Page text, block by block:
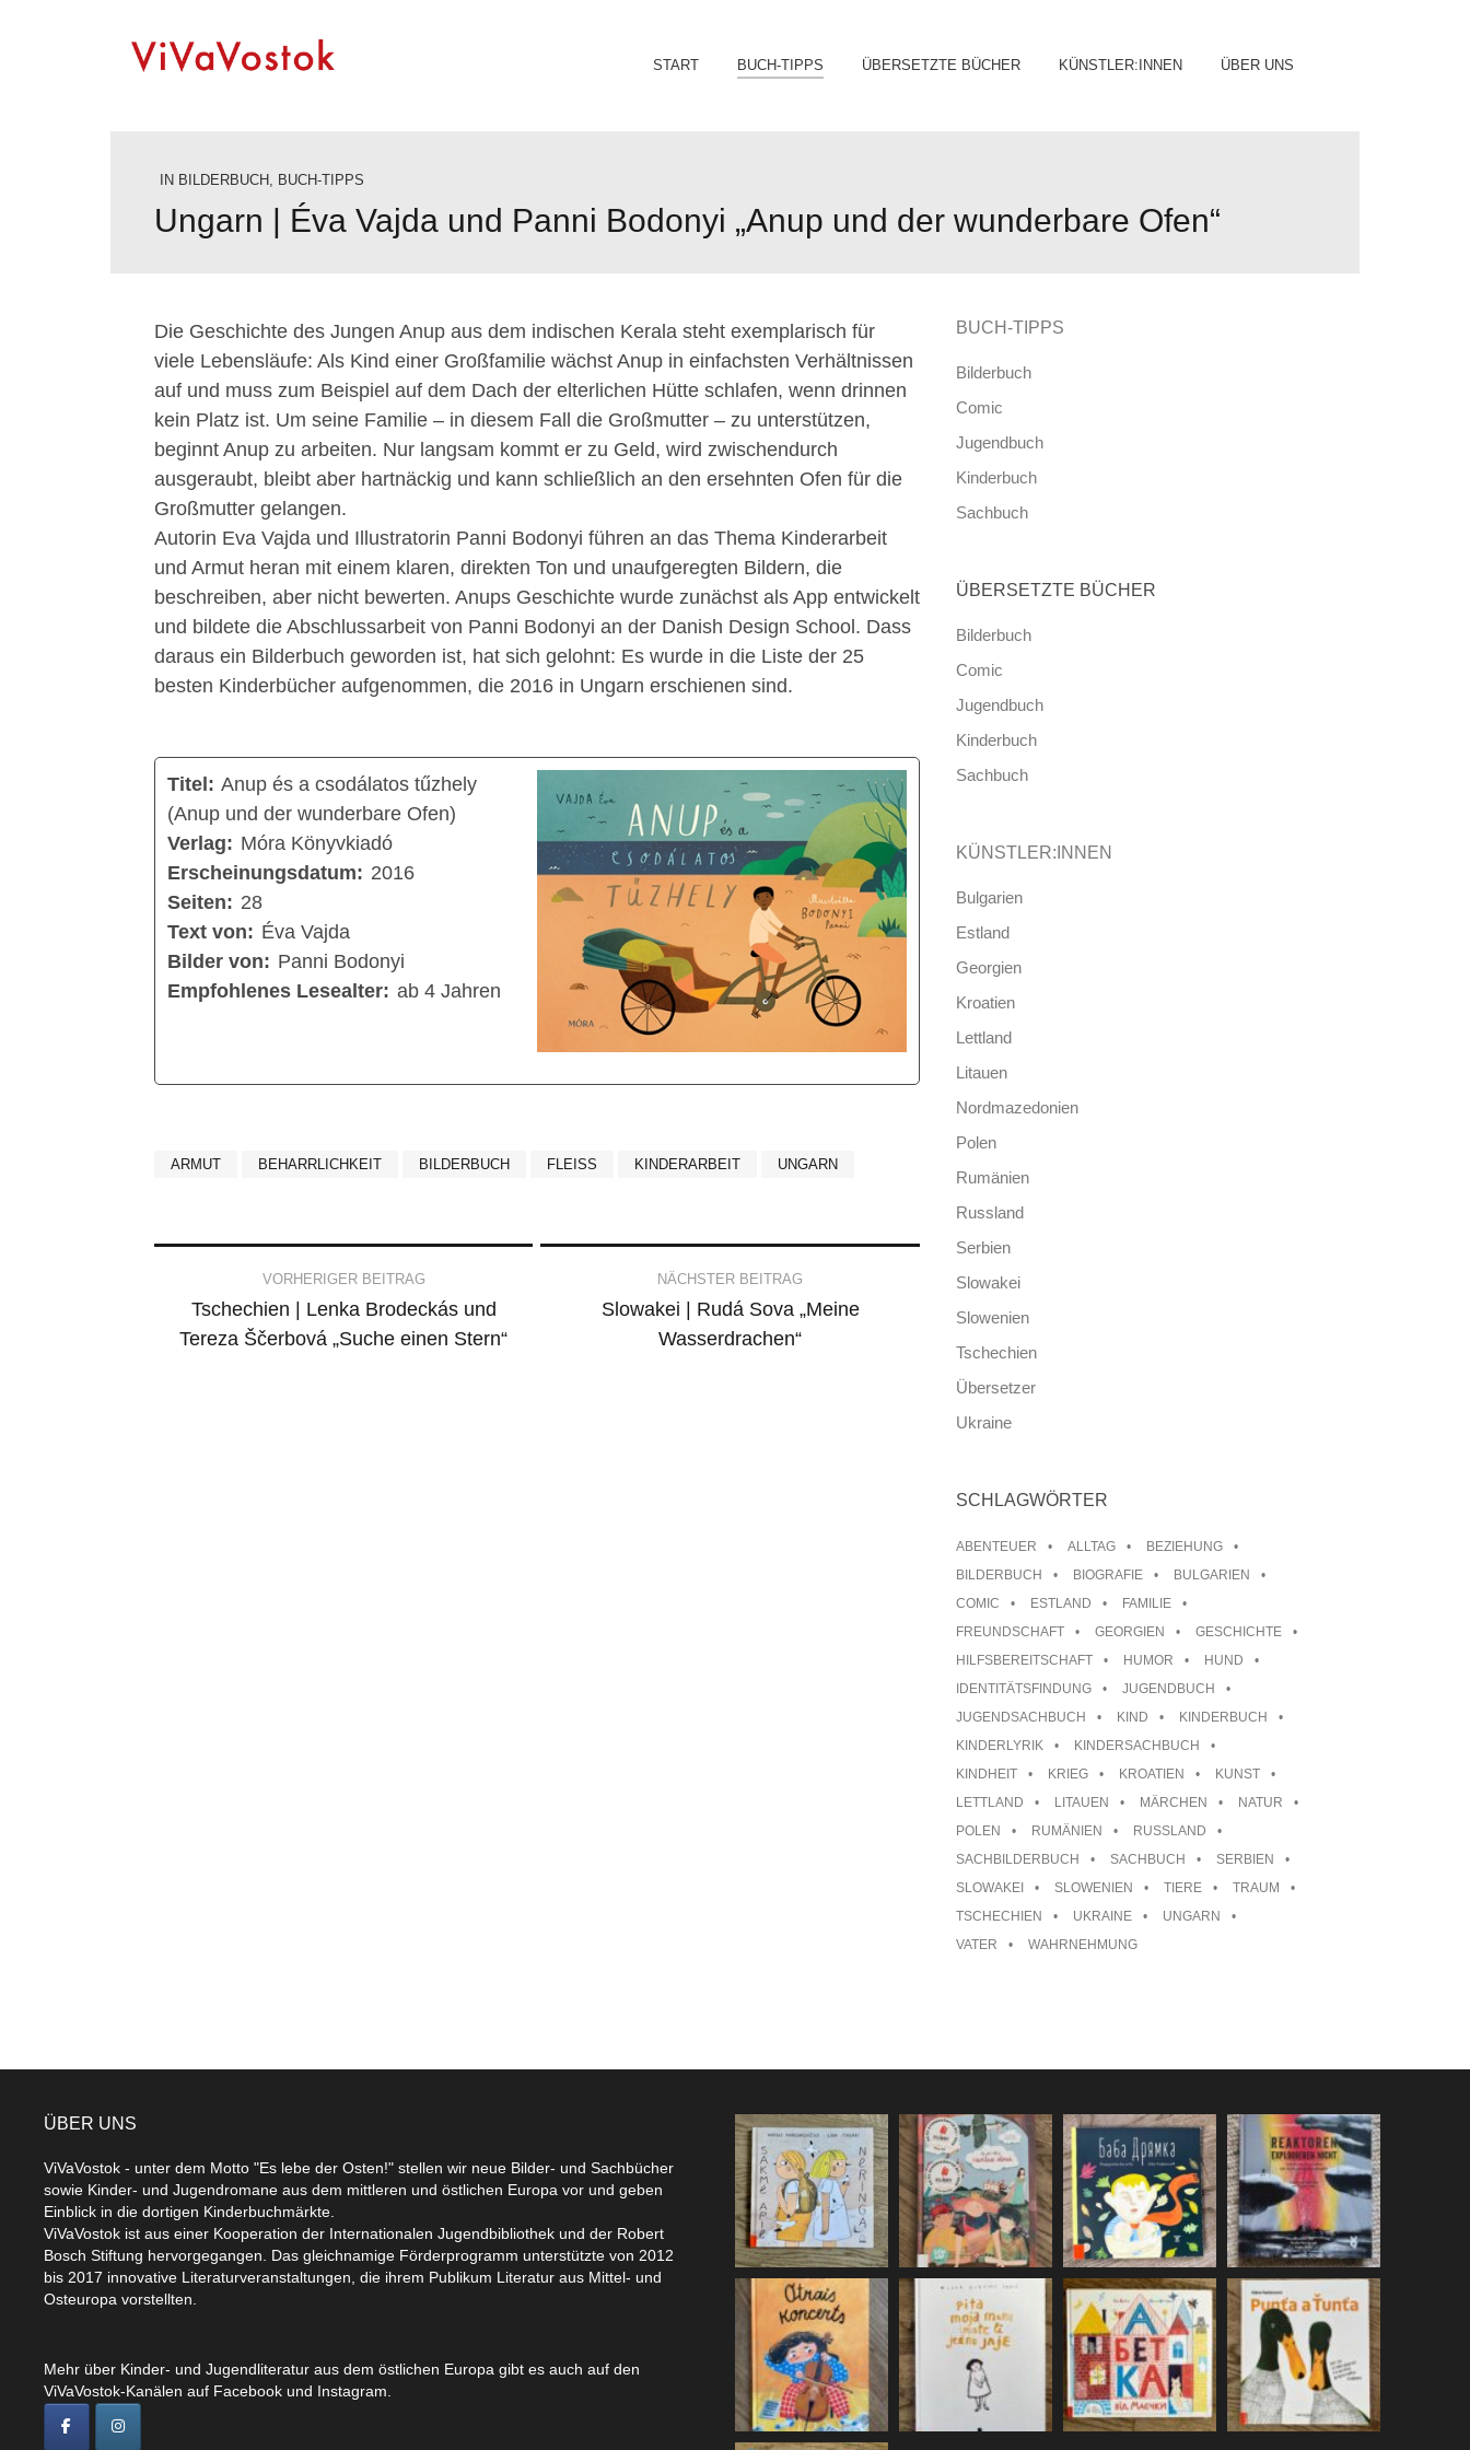
Skip
START BUCH-TIPPS ÜBERSETZTE BÜCHER KÜNSTLER:INNEN ÜBER UNS
IN BILDERBUCH , BUCH-TIPPS
Ungarn | Éva Vajda und Panni Bodonyi „Anup und der wunderbare Ofen“
Die Geschichte des Jungen Anup aus dem indischen Kerala steht exemplarisch für
viele Lebensläufe: Als Kind einer Großfamilie wächst Anup in einfachsten Verhältnissen
auf und muss zum Beispiel auf dem Dach der elterlichen Hütte schlafen, wenn drinnen
kein Platz ist. Um seine Familie – in diesem Fall die Großmutter – zu unterstützen,
beginnt Anup zu arbeiten. Nur langsam kommt er zu Geld, wird zwischendurch
ausgeraubt, bleibt aber hartnäckig und kann schließlich an den ersehnten Ofen für die
Großmutter gelangen.
Autorin Eva Vajda und Illustratorin Panni Bodonyi führen an das Thema Kinderarbeit
und Armut heran mit einem klaren, direkten Ton und unaufgeregten Bildern, die
beschreiben, aber nicht bewerten. Anups Geschichte wurde zunächst als App entwickelt
und bildete die Abschlussarbeit von Panni Bodonyi an der Danish Design School. Dass
daraus ein Bilderbuch geworden ist, hat sich gelohnt: Es wurde in die Liste der 25
besten Kinderbücher aufgenommen, die 2016 in Ungarn erschienen sind.
Titel: Anup és a csodálatos tűzhely
(Anup und der wunderbare Ofen)
Verlag: Móra Könyvkiadó
Erscheinungsdatum: 2016
Seiten: 28
Text von: Éva Vajda
Bilder von: Panni Bodonyi
Empfohlenes Lesealter: ab 4 Jahren
ARMUT BEHARRLICHKEIT BILDERBUCH FLEISS KINDERARBEIT UNGARN
navigation
VORHERIGER BEITRAG
Tschechien | Lenka Brodeckás und
Tereza Ščerbová „Suche einen Stern“
NÄCHSTER BEITRAG
Slowakei | Rudá Sova „Meine
Wasserdrachen“
BUCH-TIPPS
Bilderbuch
Comic
Jugendbuch
Kinderbuch
Sachbuch
ÜBERSETZTE BÜCHER
Bilderbuch
Comic
Jugendbuch
Kinderbuch
Sachbuch
KÜNSTLER:INNEN
Bulgarien
Estland
Georgien
Kroatien
Lettland
Litauen
Nordmazedonien
Polen
Rumänien
Russland
Serbien
Slowakei
Slowenien
Tschechien
Übersetzer
Ukraine
SCHLAGWÖRTER
ABENTEUER ALLTAG
BEZIEHUNG
BILDERBUCH
BIOGRAFIE
BULGARIEN
COMIC
ESTLAND
FAMILIE
FREUNDSCHAFT
GEORGIEN
GESCHICHTE
HILFSBEREITSCHAFT
HUMOR
HUND
IDENTITÄTSFINDUNG
JUGENDBUCH
JUGENDSACHBUCH
KIND
KINDERBUCH
KINDERLYRIK
KINDERSACHBUCH
KINDHEIT
KRIEG KROATIEN
KUNST
LETTLAND
LITAUEN MÄRCHEN
NATUR
POLEN
RUMÄNIEN
RUSSLAND
SACHBILDERBUCH
SACHBUCH
SERBIEN
SLOWAKEI
SLOWENIEN TIERE
TRAUM
TSCHECHIEN
UKRAINE
UNGARN
VATER
WAHRNEHMUNG
ÜBER UNS
ViVaVostok - unter dem Motto "Es lebe der Osten!" stellen wir neue Bilder- und Sachbücher
sowie Kinder- und Jugendromane aus dem mittleren und östlichen Europa vor und geben
Einblick in die dortigen Kinderbuchmärkte.
ViVaVostok ist aus einer Kooperation der Internationalen Jugendbibliothek und der Robert
Bosch Stiftung hervorgegangen. Das gleichnamige Förderprogramm unterstützte von 2012
bis 2017 innovative Literaturveranstaltungen, die ihrem Publikum Literatur aus Mittel- und
Osteuropa vorstellten.
Mehr über Kinder- und Jugendliteratur aus dem östlichen Europa gibt es auch auf den
ViVaVostok-Kanälen auf Facebook und Instagram.